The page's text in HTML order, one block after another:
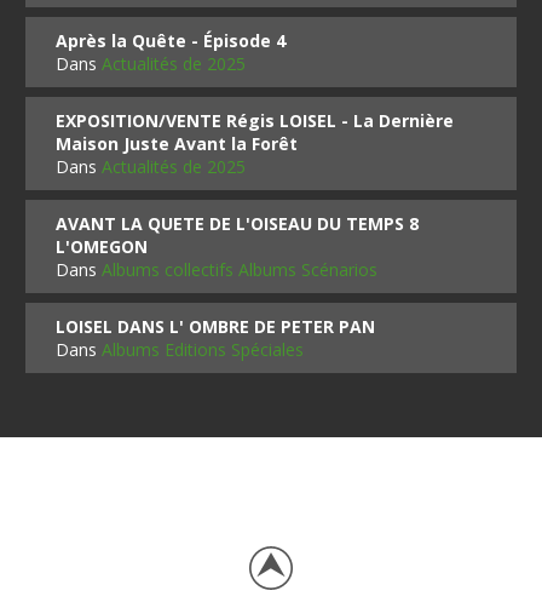
Après la Quête - Épisode 4
DansActualités de 2025
EXPOSITION/VENTE Régis LOISEL - La Dernière
Maison Juste Avant la Forêt
DansActualités de 2025
AVANT LA QUETE DE L'OISEAU DU TEMPS 8
L'OMEGON
DansAlbums collectifs Albums Scénarios
LOISEL DANS L' OMBRE DE PETER PAN
DansAlbums Editions Spéciales